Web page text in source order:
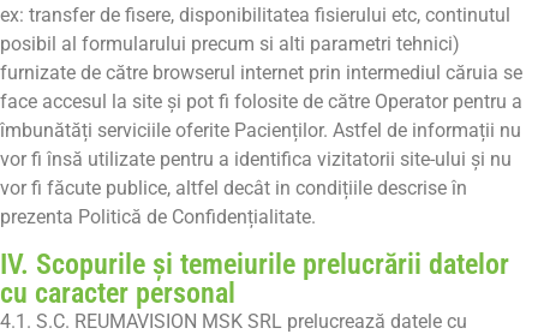
ex: transfer de fisere, disponibilitatea fisierului etc, continutul
posibil al formularului precum si alti parametri tehnici)
furnizate de către browserul internet prin intermediul căruia se
face accesul la site și pot fi folosite de către Operator pentru a
îmbunătăți serviciile oferite Pacienților. Astfel de informații nu
vor fi însă utilizate pentru a identifica vizitatorii site-ului și nu
vor fi făcute publice, altfel decât in condițiile descrise în
prezenta Politică de Confidențialitate.
IV. Scopurile și temeiurile prelucrării datelor
cu caracter personal
4.1. S.C. REUMAVISION MSK SRL prelucrează datele cu